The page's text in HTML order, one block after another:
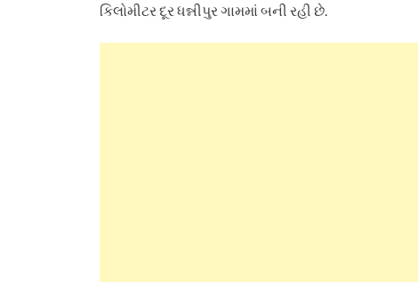
કિલોમીટર દૂર ધન્નીપુર ગામમાં બની રહી છે.